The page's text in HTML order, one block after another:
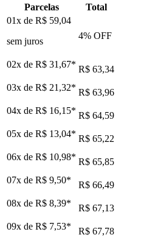
Parcelas
Total
01x de R$ 59,04
sem juros
4% OFF
02x de R$ 31,67* R$ 63,34
03x de R$ 21,32* R$ 63,96
04x de R$ 16,15* R$ 64,59
05x de R$ 13,04* R$ 65,22
06x de R$ 10,98* R$ 65,85
07x de R$ 9,50*
R$ 66,49
08x de R$ 8,39*
R$ 67,13
09x de R$ 7,53*
R$ 67,78